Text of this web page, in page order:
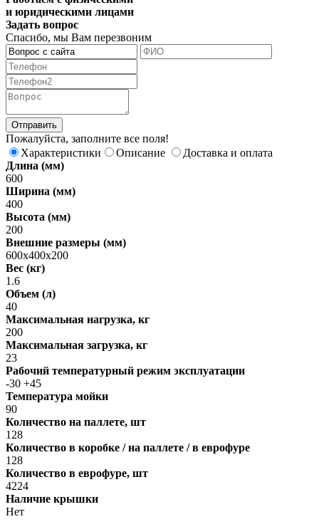
и юридическими лицами
Задать вопрос
Спасибо, мы Вам перезвоним
Пожалуйста, заполните все поля!
Характеристики
Описание
Доставка и оплата
Длина (мм)
600
Ширина (мм)
400
Высота (мм)
200
Внешние размеры (мм)
600х400х200
Вес (кг)
1.6
Объем (л)
40
Максимальная нагрузка, кг
200
Максимальная загрузка, кг
23
Рабочий температурный режим эксплуатации
-30 +45
Температура мойки
90
Количество на паллете, шт
128
Количество в коробке / на паллете / в еврофуре
128
Количество в еврофуре, шт
4224
Наличие крышки
Нет